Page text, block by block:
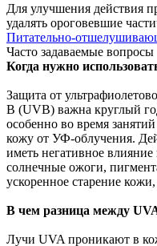
Для улучшения действия
удалять ороговевшие
Питательно-
Часто задаваемые вопросы
Когда нужно
Защита от
B (UVB) важна круглый
особенно во время
кожу от УФ-облучения.
иметь негативное влияние
солнечные ожоги,
ускоренное старение
В чем разница между
Лучи UVA проникают в